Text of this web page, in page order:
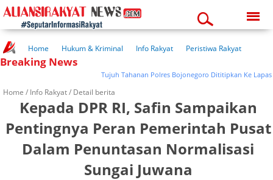
07:40:08 am
Home Hukum & Kriminal Info Rakyat
Peristiwa Rakyat
Kuliner Rakyat
Wisata Rakyat
Kesehatan
Breaking News
Tujuh Tahanan Polres Bojonegoro Dititipkan Ke Lapas
Home / Info Rakyat/ Detail berita
Kepada DPR RI, Safin Sampaikan
Pentingnya Peran Pemerintah Pusat
Dalam Penuntasan Normalisasi
Sungai Juwana